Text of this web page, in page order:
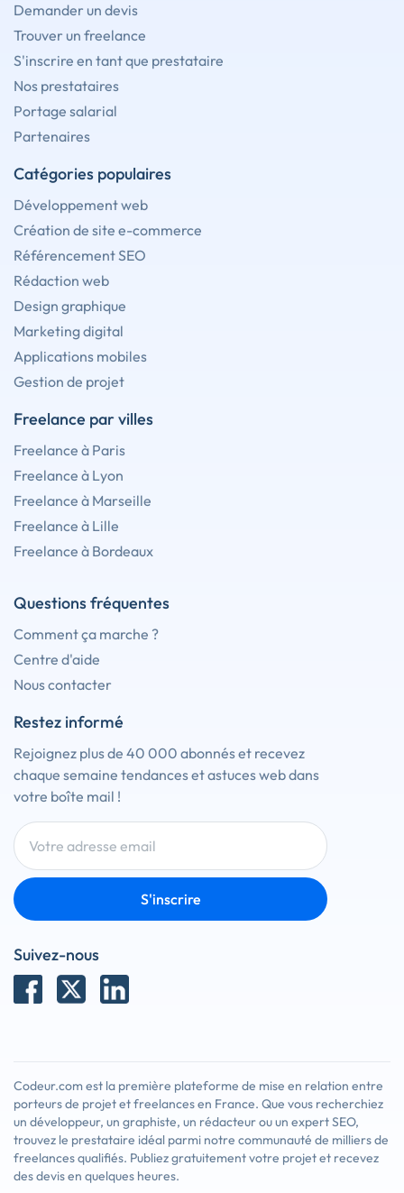
Demander un devis
Trouver un freelance
S'inscrire en tant que prestataire
Nos prestataires
Portage salarial
Partenaires
Catégories populaires
Développement web
Création de site e-commerce
Référencement SEO
Rédaction web
Design graphique
Marketing digital
Applications mobiles
Gestion de projet
Freelance par villes
Freelance à Paris
Freelance à Lyon
Freelance à Marseille
Freelance à Lille
Freelance à Bordeaux
Questions fréquentes
Comment ça marche ?
Centre d'aide
Nous contacter
Restez informé
Rejoignez plus de 40 000 abonnés et recevez
chaque semaine tendances et astuces web dans
votre boîte mail !
S'inscrire
Suivez-nous
Codeur.com est la première plateforme de mise en relation entre
porteurs de projet et freelances en France. Que vous recherchiez
un développeur, un graphiste, un rédacteur ou un expert SEO,
trouvez le prestataire idéal parmi notre communauté de milliers de
freelances qualifiés. Publiez gratuitement votre projet et recevez
des devis en quelques heures.